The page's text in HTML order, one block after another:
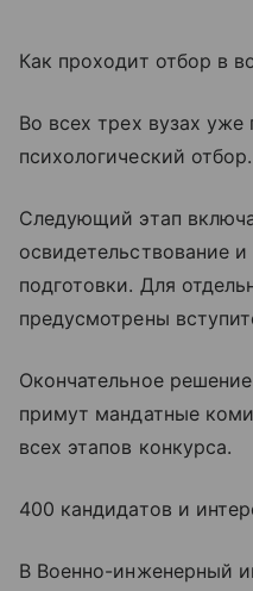
Как проходит отбор в
Во всех трех вузах
психологический отбор.
Следующий этап
освидетельствование
подготовки. Для
предусмотрены
Окончательное
примут мандатные
всех этапов конкурса.
400 кандидатов и
В Военно-инженерный